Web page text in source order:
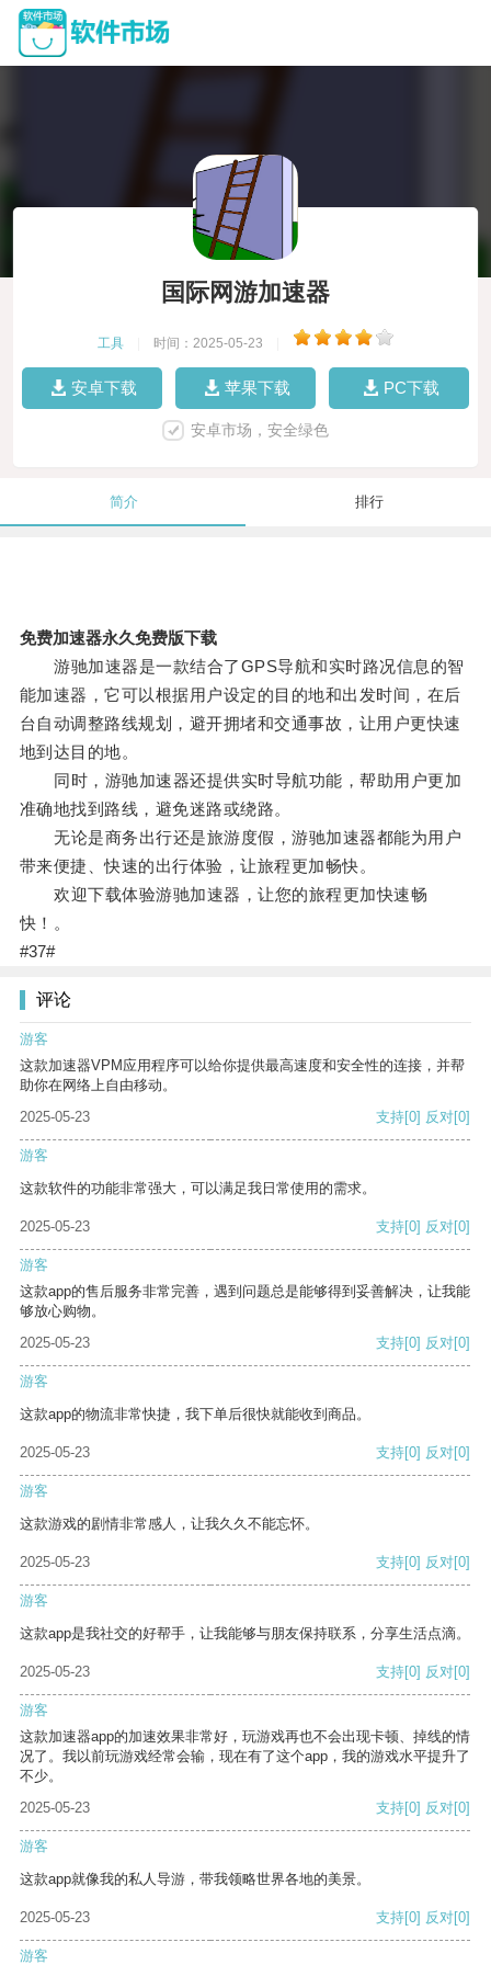
国际网游加速器
工具 时间：2025-05-23
安卓下载 苹果下载 PC下载
安卓市场，安全绿色
简介 排行
免费加速器永久免费版下载
游驰加速器是一款结合了GPS导航和实时路况信息的智
能加速器，它可以根据用户设定的目的地和出发时间，在后
台自动调整路线规划，避开拥堵和交通事故，让用户更快速
地到达目的地。
同时，游驰加速器还提供实时导航功能，帮助用户更加
准确地找到路线，避免迷路或绕路。
无论是商务出行还是旅游度假，游驰加速器都能为用户
带来便捷、快速的出行体验，让旅程更加畅快。
欢迎下载体验游驰加速器，让您的旅程更加快速畅
快！。
#37#
评论
游客
这款加速器VPM应用程序可以给你提供最高速度和安全性的连接，并帮
助你在网络上自由移动。
2025-05-23
支持[0] 反对[0]
游客
这款软件的功能非常强大，可以满足我日常使用的需求。
2025-05-23 支持[0] 反对[0]
游客
这款app的售后服务非常完善，遇到问题总是能够得到妥善解决，让我能
够放心购物。
2025-05-23
支持[0] 反对[0]
游客
这款app的物流非常快捷，我下单后很快就能收到商品。
2025-05-23 支持[0] 反对[0]
游客
这款游戏的剧情非常感人，让我久久不能忘怀。
2025-05-23 支持[0] 反对[0]
游客
这款app是我社交的好帮手，让我能够与朋友保持联系，分享生活点滴。
2025-05-23 支持[0] 反对[0]
游客
这款加速器app的加速效果非常好，玩游戏再也不会出现卡顿、掉线的情
况了。我以前玩游戏经常会输，现在有了这个app，我的游戏水平提升了
不少。
2025-05-23
支持[0] 反对[0]
游客
这款app就像我的私人导游，带我领略世界各地的美景。
2025-05-23 支持[0] 反对[0]
游客